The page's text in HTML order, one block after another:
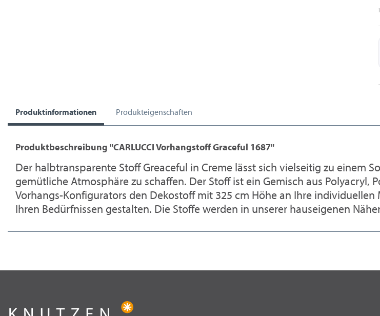
Produktinformationen Produkteigenschaften
Produktbeschreibung "CARLUCCI Vorhangstoff Graceful 1687"
Der halbtransparente Stoff Greaceful in Creme lässt sich vielseitig zu einem
gemütliche Atmosphäre zu schaffen. Der Stoff ist ein Gemisch aus Polyacryl,
Vorhangs-Konfigurators den Dekostoff mit 325 cm Höhe an Ihre
Ihren Bedürfnissen gestalten. Die Stoffe werden in unserer hauseigenen